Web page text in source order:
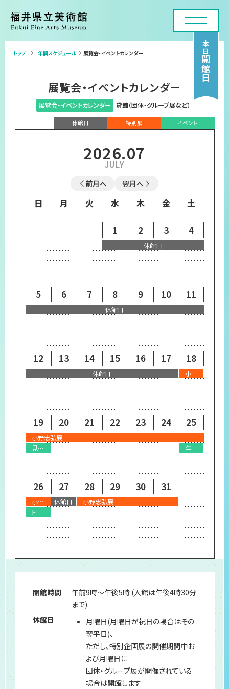
本日
開館日
展覧会
年間スケジュール
各種申請・実技講座
お問い合わせフォーム
トップ 年間スケジュール 展覧会・イベントカレンダー
展覧会・イベントカレンダー
展覧会・イベントカレンダー 貸館（団体・グループ展など）
休館日 特別展 イベント
2026.07
前月へ 翌月へ
日 月 火 水 木 金 土
1
休館日
2 3 4
5
休館日
6 7 8 9 10 11
12
休館日
13 14 15 16 17 18
小野忠弘展
19
小野忠弘展
見どころ解説会『小野忠弘 創作の軌跡』
20 21 22 23 24 25
年4回開催 福井県美アートハンターワークショップ
26
小野忠弘展
トークショー『小野忠弘 創作の軌跡、新しい光』」 + 「対談『小野忠弘とは何だったのか』
27
休館日
28
小野忠弘展
29 30 31
開館時間
午前9時～午後5時 (入館は午後4時30分
まで)
休館日
月曜日(月曜日が祝日の場合はその
翌平日)、
ただし、特別企画展の開催期間中お
よび月曜日に
団体・グループ展が開催されている
場合は開館します